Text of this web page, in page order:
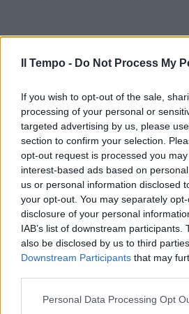
Il Tempo - Do Not Process My
If you wish to opt-out of the sale,
processing of your personal or
targeted advertising by us, please
section to confirm your selection.
opt-out request is processed you
interest-based ads based on
us or personal information disclosed
your opt-out. You may separately
disclosure of your personal
IAB’s list of downstream participants.
also be disclosed by us to third
Downstream Participants that may
Personal Data Processing Opt